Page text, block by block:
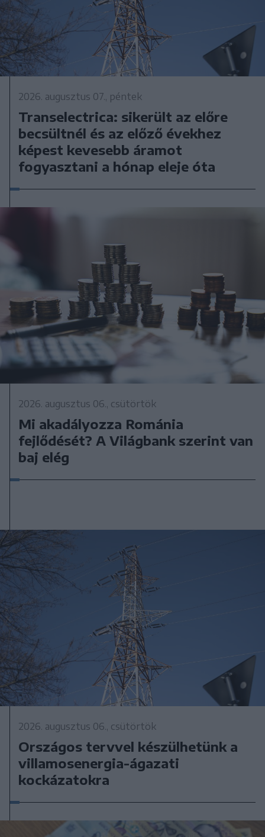
2026. augusztus 07., péntek
Transelectrica: sikerült az előre
becsültnél és az előző évekhez
képest kevesebb áramot
fogyasztani a hónap eleje óta
2026. augusztus 06., csütörtök
Mi akadályozza Románia
fejlődését? A Világbank szerint van
baj elég
2026. augusztus 06., csütörtök
Országos tervvel készülhetünk a
villamosenergia-ágazati
kockázatokra